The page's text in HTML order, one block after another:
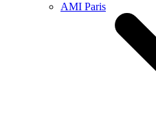
AMI Paris